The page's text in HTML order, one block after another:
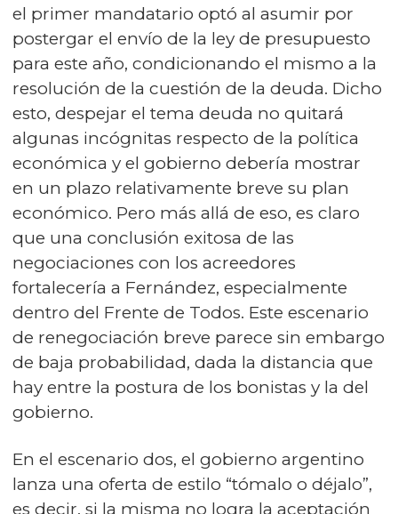
el primer mandatario optó al asumir por
postergar el envío de la ley de presupuesto
para este año, condicionando el mismo a la
resolución de la cuestión de la deuda. Dicho
esto, despejar el tema deuda no quitará
algunas incógnitas respecto de la política
económica y el gobierno debería mostrar
en un plazo relativamente breve su plan
económico. Pero más allá de eso, es claro
que una conclusión exitosa de las
negociaciones con los acreedores
fortalecería a Fernández, especialmente
dentro del Frente de Todos. Este escenario
de renegociación breve parece sin embargo
de baja probabilidad, dada la distancia que
hay entre la postura de los bonistas y la del
gobierno.
En el escenario dos, el gobierno argentino
lanza una oferta de estilo “tómalo o déjalo”,
es decir, si la misma no logra la aceptación